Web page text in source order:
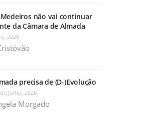
Medeiros não vai continuar
da Câmara de Almada
2026
precisa de (D-)Evolução
Julho, 2026
Morgado